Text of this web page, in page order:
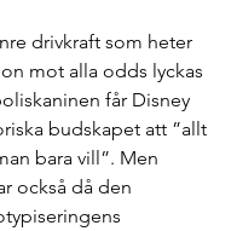
drivkraft som heter
mot alla odds lyckas
får Disney
budskapet att ”allt
bara vill”. Men
också då den